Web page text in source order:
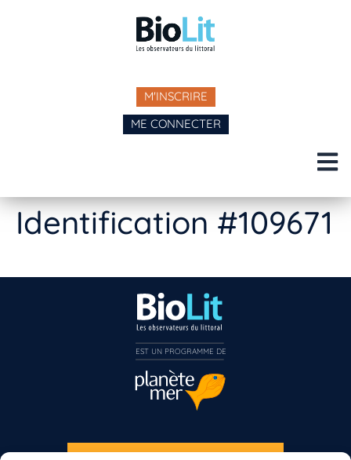
M'INSCRIRE
ME CONNECTER
Identification #109671